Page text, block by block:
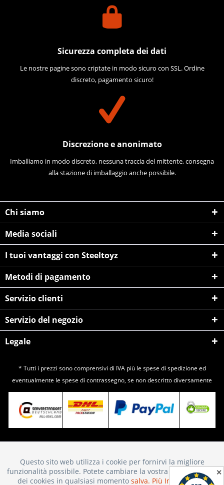
✕
Sicurezza completa dei dati
Le nostre pagine sono criptate in modo sicuro con SSL. Ordine
discreto, pagamento sicuro!
Discrezione e anonimato
Imballiamo in modo discreto, nessuna traccia del mittente, consegna
alla stazione di imballaggio anche possibile.
Chi siamo
Media sociali
I tuoi vantaggi con Steeltoyz
Metodi di pagamento
Servizio clienti
Servizio del negozio
Legale
* Tutti i prezzi sono comprensivi di IVA più le spese di spedizione ed
eventualmente le spese di contrassegno, se non descritto diversamente
Funktionale Attivo
Questo sito web utilizza i cookie per fornirvi la migliore
funzionalità possibile. Potete cambiare la vostra scelta sull'uso
dei cookies in qualsiasi momento salva. Più Informazioni